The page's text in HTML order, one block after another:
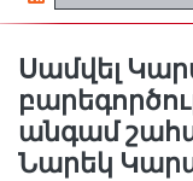
Սամվել
անգամ
Նարեկ